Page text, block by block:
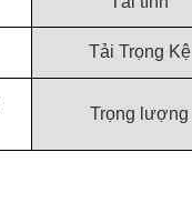
Tải Trọng Kệ
Trọng lượng